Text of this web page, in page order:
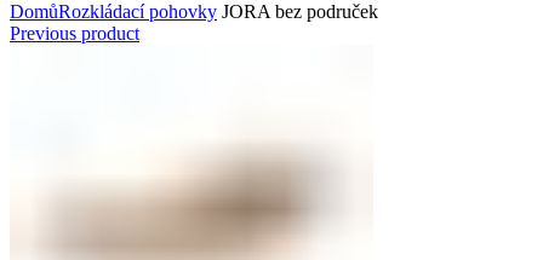
DomůRozkládací pohovky JORA bez područek
Previous product